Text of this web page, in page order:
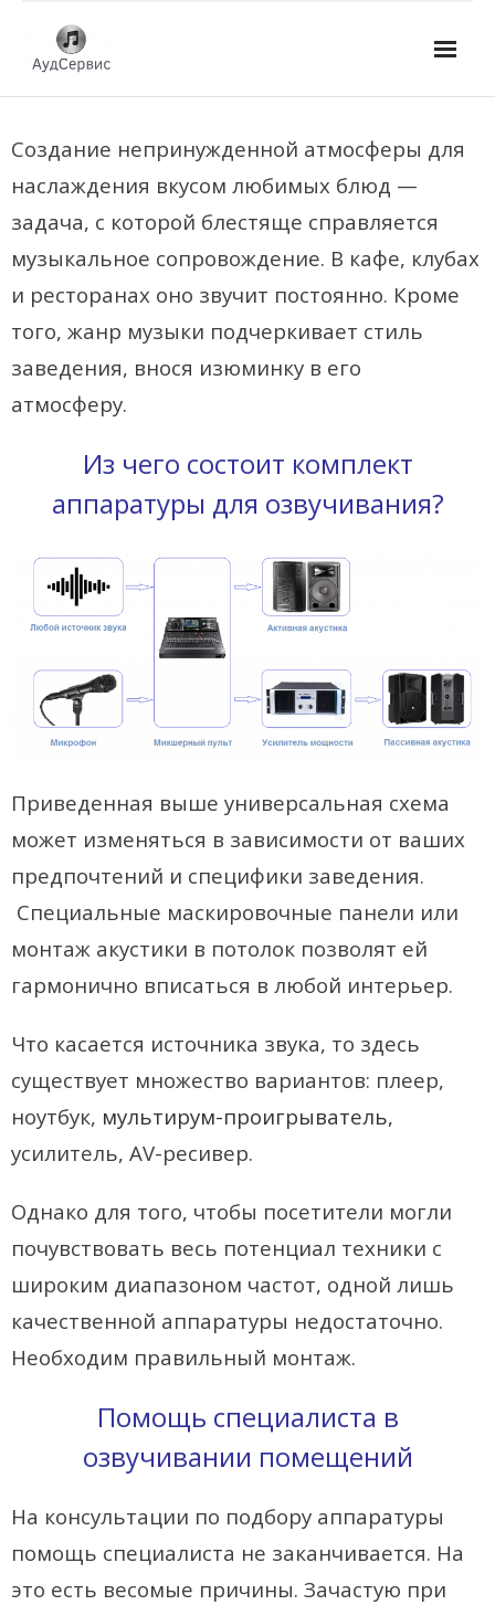
- Ремонт автомагнитол
- Ремонт усилителей и AV-ресиверов
- Ремонт микшерных пультов и консолей
- Ремонт активной акустики
- Ремонт музыкальных центров
Наши работы
Отзывы
Гарантия
Доставка и оплата
- Улучшение звучания усилителя: развеиваем мифы о
апгрейде
- Последствия любительской установки Bluetooth модуля.
Реальный случай
- Аудиосистема для открытой площадки. Секреты
инсталляции
концертных залов
прослушивания музыки.
- Выбираем автомагнитолу
Контакты
0 Items)
Создание непринужденной атмосферы для
наслаждения вкусом любимых блюд —
задача, с которой блестяще справляется
музыкальное сопровождение. В кафе, клубах
и ресторанах оно звучит постоянно. Кроме
того, жанр музыки подчеркивает стиль
заведения, внося изюминку в его
атмосферу.
Из чего состоит комплект
аппаратуры для озвучивания?
Приведенная выше универсальная схема
может изменяться в зависимости от ваших
предпочтений и специфики заведения.
Специальные маскировочные панели или
монтаж акустики в потолок позволят ей
гармонично вписаться в любой интерьер.
Что касается источника звука, то здесь
существует множество вариантов: плеер,
ноутбук, мультирум-проигрыватель,
усилитель, AV-ресивер.
Однако для того, чтобы посетители могли
почувствовать весь потенциал техники с
широким диапазоном частот, одной лишь
качественной аппаратуры недостаточно.
Необходим правильный монтаж.
Помощь специалиста в
озвучивании помещений
На консультации по подбору аппаратуры
помощь специалиста не заканчивается. На
это есть весомые причины. Зачастую при